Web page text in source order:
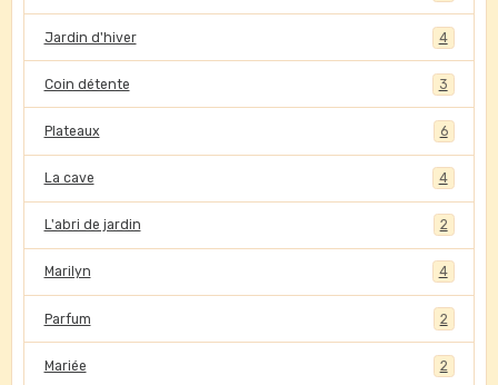
Jardin d'hiver 4
Coin détente 3
Plateaux 6
La cave 4
L'abri de jardin 2
Marilyn 4
Parfum 2
Mariée 2